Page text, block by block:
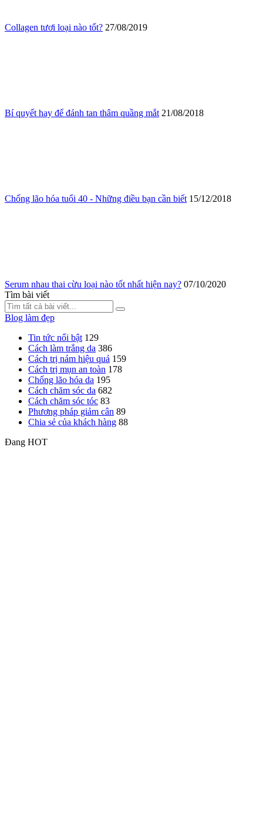
Collagen tươi loại nào tốt? 27/08/2019
Bí quyết hay để đánh tan thâm quầng mắt 21/08/2018
Chống lão hóa tuổi 40 - Những điều bạn cần biết 15/12/2018
Serum nhau thai cừu loại nào tốt nhất hiện nay? 07/10/2020
Tìm bài viết
Blog làm đẹp
Tin tức nổi bật 129
Cách làm trắng da 386
Cách trị nám hiệu quả 159
Cách trị mụn an toàn 178
Chống lão hóa da 195
Cách chăm sóc da 682
Cách chăm sóc tóc 83
Phương pháp giảm cân 89
Chia sẻ của khách hàng 88
Đang HOT